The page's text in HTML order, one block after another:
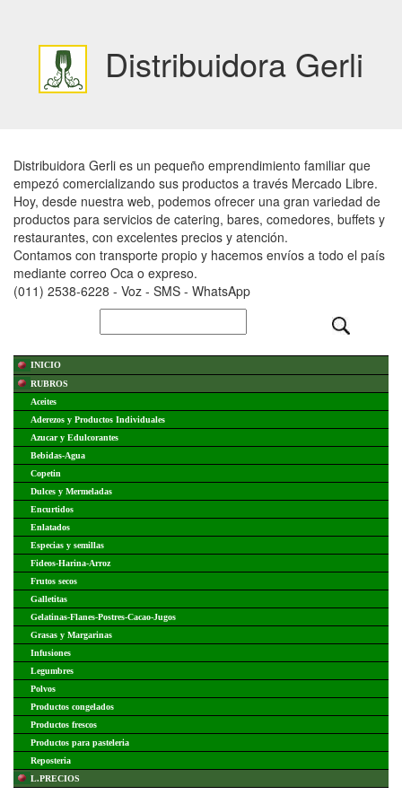
Distribuidora Gerli
Distribuidora Gerli es un pequeño emprendimiento familiar que
empezó comercializando sus productos a través Mercado Libre.
Hoy, desde nuestra web, podemos ofrecer una gran variedad de
productos para servicios de catering, bares, comedores, buffets y
restaurantes, con excelentes precios y atención.
Contamos con transporte propio y hacemos envíos a todo el país
mediante correo Oca o expreso.
(011) 2538-6228 - Voz - SMS - WhatsApp
INICIO
RUBROS
Aceites
Aderezos y Productos Individuales
Azucar y Edulcorantes
Bebidas-Agua
Copetin
Dulces y Mermeladas
Encurtidos
Enlatados
Especias y semillas
Fideos-Harina-Arroz
Frutos secos
Galletitas
Gelatinas-Flanes-Postres-Cacao-Jugos
Grasas y Margarinas
Infusiones
Legumbres
Polvos
Productos congelados
Productos frescos
Productos para pasteleria
Reposteria
L.PRECIOS